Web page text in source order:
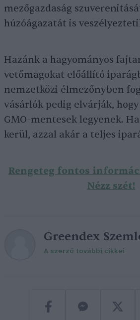
mezőgazdaság
húzóágazatát is
Hazánk a hagyományos
vetőmagokat előállító
nemzetközi élmezőnyben
vásárlók pedig elvárják,
GMO-mentesek legyenek.
kerül, azzal akár a teljes
Rengeteg fontos
Nézz szét!
Greendex
A szerző további cikkei